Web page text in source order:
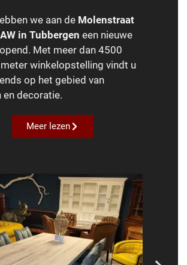
we aan de Molenstraat
in Tubbergen een nieuwe
Met meer dan 4500
winkelopstelling vindt u
op het gebied van
en decoratie.
Meer lezen